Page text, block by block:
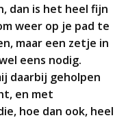
dan is het heel fijn
weer op je pad te
maar een zetje in
eens nodig.
daarbij geholpen
en met
hoe dan ook, heel